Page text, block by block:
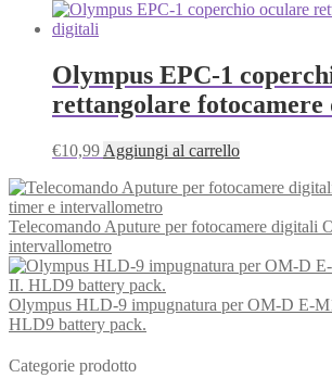
Olympus EPC-1
rettangolare
€10,99 Aggiungi al carrello
Telecomando Aputure per fotocamere digitali
intervallometro
Olympus HLD-9 impugnatura per OM-D E-
HLD9 battery pack.
Categorie prodotto